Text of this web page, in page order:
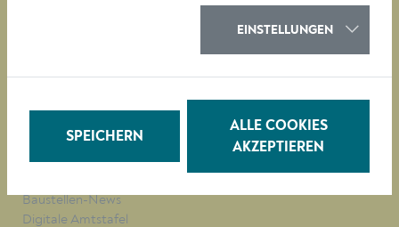
Parken in Krems
Stadtplan
Heurigenkalender
Baustellen-News
Digitale Amtstafel
EINSTELLUNGEN
SPEICHERN
ALLE COOKIES
AKZEPTIEREN